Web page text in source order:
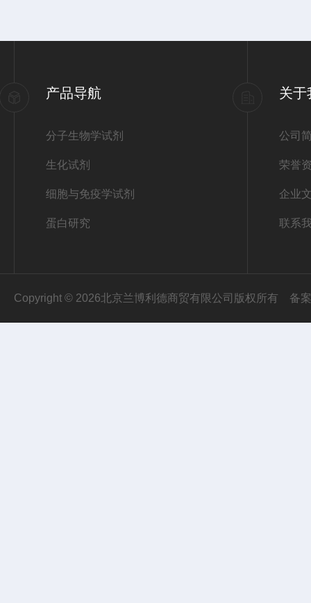
产品导航
分子生物学试剂
生化试剂
细胞与免疫学试剂
蛋白研究
关于
公司
荣誉
企业
联系
Copyright © 2026北京兰博利德商贸有限公司版权所有 备